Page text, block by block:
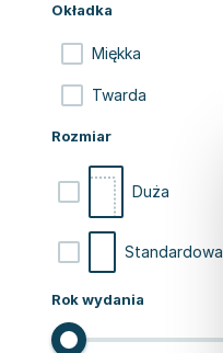
Okładka
Miękka
Twarda
Rozmiar
Duża
Standardowa
Rok wydania